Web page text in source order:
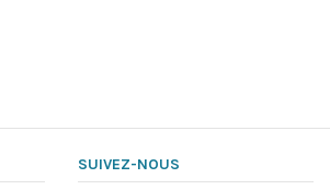
SUIVEZ-NOUS